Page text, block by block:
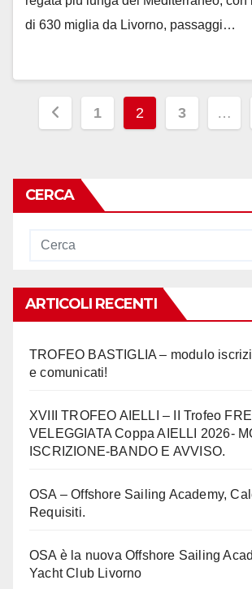
di 630 miglia da Livorno, passaggi…
Paginazione
articoli
1 2 3 …
CERCA
ARTICOLI RECENTI
TROFEO BASTIGLIA – modulo
e comunicati!
XVIII TROFEO AIELLI – II Trofeo
VELEGGIATA Coppa AIELLI 2026-
ISCRIZIONE-BANDO E AVVISO.
OSA – Offshore Sailing Academy,
Requisiti.
OSA è la nuova Offshore Sailing
Yacht Club Livorno